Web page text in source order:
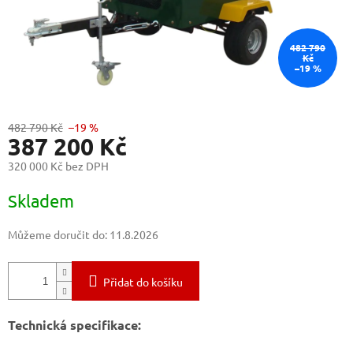
482 790
Kč
–19 %
482 790 Kč –19 %
387 200 Kč
320 000 Kč bez DPH
cena:
Skladem
Můžeme doručit do: 11.8.2026
Přidat do košíku
Technická specifikace: